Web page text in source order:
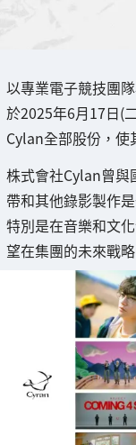
以專業電子競技團
於2025年6月17日(
Cylan全部股份，使
株式會社Cylan曾與
帶和其他錄影製作
特別是在音樂和文
望在集團的未來戰